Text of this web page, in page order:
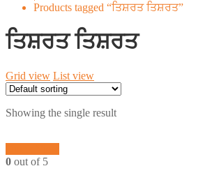
Products tagged “ਤਿਸ਼ਰਤ ਤਿਸ਼ਰਤ”
ਤਿਸ਼ਰਤ ਤਿਸ਼ਰਤ
Grid view List view
Showing the single result
0 out of 5